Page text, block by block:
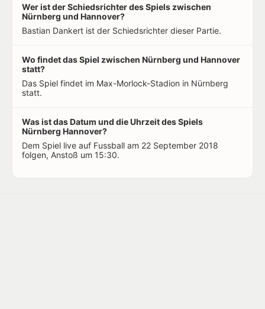
Wer ist der Schiedsrichter des Spiels zwischen
Nürnberg und Hannover?
Bastian Dankert ist der Schiedsrichter dieser Partie.
Wo findet das Spiel zwischen Nürnberg und Hannover
statt?
Das Spiel findet im Max-Morlock-Stadion in Nürnberg
statt.
Was ist das Datum und die Uhrzeit des Spiels
Nürnberg Hannover?
Dem Spiel live auf Fussball am 22 September 2018
folgen, Anstoß um 15:30.